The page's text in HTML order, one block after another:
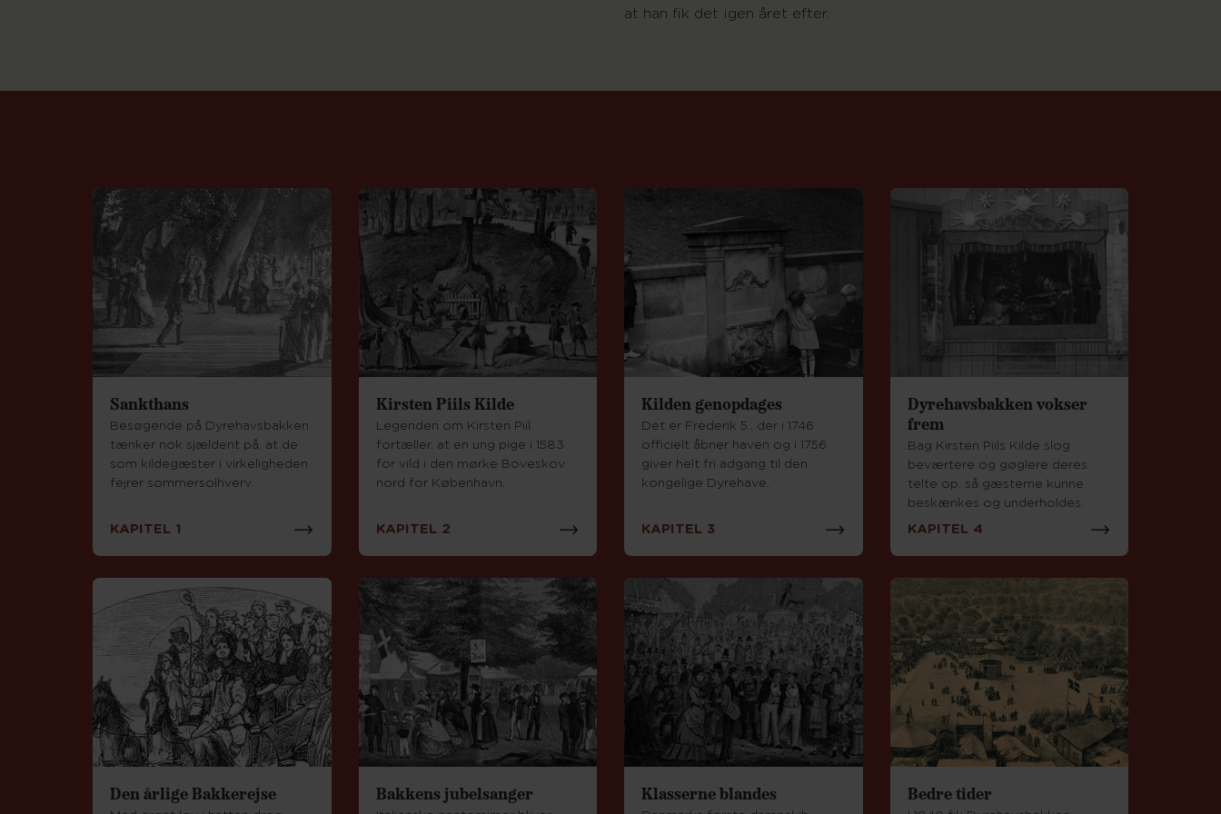
at han fik det igen året efter.
Sankthans
Besøgende på Dyrehavsbakken
tænker nok sjældent på, at de
som kildegæster i virkeligheden
fejrer sommersolhverv.
KAPITEL 1
Kirsten Piils Kilde
Legenden om Kirsten Piil
fortæller, at en ung pige i 1583
for vild i den mørke Boveskov
nord for København.
KAPITEL 2
Kilden genopdages
Det er Frederik 5., der i 1746
officielt åbner haven og i 1756
giver helt fri adgang til den
kongelige Dyrehave.
KAPITEL 3
Dyrehavsbakken vokser
frem
Bag Kirsten Piils Kilde slog
beværtere og gøglere deres
telte op, så gæsterne kunne
beskænkes og underholdes.
KAPITEL 4
Den årlige Bakkerejse Bakkens jubelsanger Klasserne blandes Bedre tider